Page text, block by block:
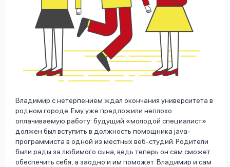
Владимир с нетерпением ждал окончания университета в
родном городе. Ему уже предложили неплохо
оплачиваемую работу: будущий «молодой специалист»
должен был вступить в должность помощника java-
программиста в одной из местных веб-студий. Родители
были рады за любимого сына, ведь теперь он сам сможет
обеспечить себя, а заодно и им поможет. Владимир и сам